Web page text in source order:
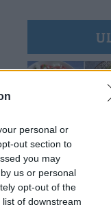
personal or
out section to
you may
us or personal
opt-out of the
of downstream
20 de rețete de
de vară fără
prelucrare
06.08.2026